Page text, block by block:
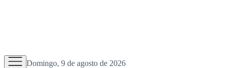
Domingo, 9 de agosto de 2026